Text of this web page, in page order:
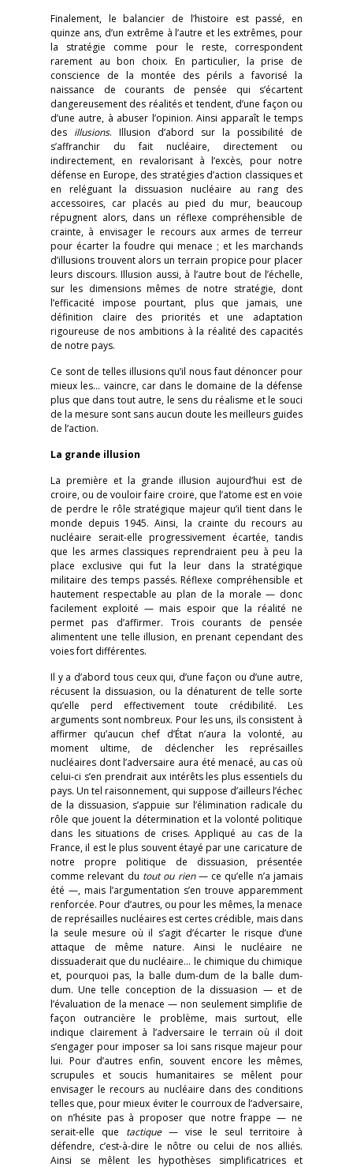
Finalement, le balancier de l’histoire est passé, en
quinze ans, d’un extrême à l’autre et les extrêmes, pour
la stratégie comme pour le reste, correspondent
rarement au bon choix. En particulier, la prise de
conscience de la montée des périls a favorisé la
naissance de courants de pensée qui s’écartent
dangereusement des réalités et tendent, d’une façon ou
d’une autre, à abuser l’opinion. Ainsi apparaît le temps
des illusions. Illusion d’abord sur la possibilité de
s’affranchir du fait nucléaire, directement ou
indirectement, en revalorisant à l’excès, pour notre
défense en Europe, des stratégies d’action classiques et
en reléguant la dissuasion nucléaire au rang des
accessoires, car placés au pied du mur, beaucoup
répugnent alors, dans un réflexe compréhensible de
crainte, à envisager le recours aux armes de terreur
pour écarter la foudre qui menace ; et les marchands
d’illusions trouvent alors un terrain propice pour placer
leurs discours. Illusion aussi, à l’autre bout de l’échelle,
sur les dimensions mêmes de notre stratégie, dont
l’efficacité impose pourtant, plus que jamais, une
définition claire des priorités et une adaptation
rigoureuse de nos ambitions à la réalité des capacités
de notre pays.
Ce sont de telles illusions qu’il nous faut dénoncer pour
mieux les… vaincre, car dans le domaine de la défense
plus que dans tout autre, le sens du réalisme et le souci
de la mesure sont sans aucun doute les meilleurs guides
de l’action.
La grande illusion
La première et la grande illusion aujourd’hui est de
croire, ou de vouloir faire croire, que l’atome est en voie
de perdre le rôle stratégique majeur qu’il tient dans le
monde depuis 1945. Ainsi, la crainte du recours au
nucléaire serait-elle progressivement écartée, tandis
que les armes classiques reprendraient peu à peu la
place exclusive qui fut la leur dans la stratégique
militaire des temps passés. Réflexe compréhensible et
hautement respectable au plan de la morale — donc
facilement exploité — mais espoir que la réalité ne
permet pas d’affirmer. Trois courants de pensée
alimentent une telle illusion, en prenant cependant des
voies fort différentes.
Il y a d’abord tous ceux qui, d’une façon ou d’une autre,
récusent la dissuasion, ou la dénaturent de telle sorte
qu’elle perd effectivement toute crédibilité. Les
arguments sont nombreux. Pour les uns, ils consistent à
affirmer qu’aucun chef d’État n’aura la volonté, au
moment ultime, de déclencher les représailles
nucléaires dont l’adversaire aura été menacé, au cas où
celui-ci s’en prendrait aux intérêts les plus essentiels du
pays. Un tel raisonnement, qui suppose d’ailleurs l’échec
de la dissuasion, s’appuie sur l’élimination radicale du
rôle que jouent la détermination et la volonté politique
dans les situations de crises. Appliqué au cas de la
France, il est le plus souvent étayé par une caricature de
notre propre politique de dissuasion, présentée
comme relevant du tout ou rien— ce qu’elle n’a jamais
été —, mais l’argumentation s’en trouve apparemment
renforcée. Pour d’autres, ou pour les mêmes, la menace
de représailles nucléaires est certes crédible, mais dans
la seule mesure où il s’agit d’écarter le risque d’une
attaque de même nature. Ainsi le nucléaire ne
dissuaderait que du nucléaire… le chimique du chimique
et, pourquoi pas, la balle dum-dum de la balle dum-
dum. Une telle conception de la dissuasion — et de
l’évaluation de la menace — non seulement simplifie de
façon outrancière le problème, mais surtout, elle
indique clairement à l’adversaire le terrain où il doit
s’engager pour imposer sa loi sans risque majeur pour
lui. Pour d’autres enfin, souvent encore les mêmes,
scrupules et soucis humanitaires se mêlent pour
envisager le recours au nucléaire dans des conditions
telles que, pour mieux éviter le courroux de l’adversaire,
on n’hésite pas à proposer que notre frappe — ne
serait-elle que tactique — vise le seul territoire à
défendre, c’est-à-dire le nôtre ou celui de nos alliés.
Ainsi se mêlent les hypothèses simplificatrices et